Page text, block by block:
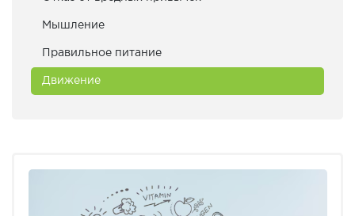
Мышление
Правильное питание
Движение